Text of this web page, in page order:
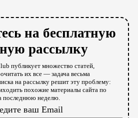
на бесплатную
рассылку
публикует множество статей,
их все — задача весьма
на рассылку решит эту проблему:
похожие материалы сайта по
последнюю неделю.
ваш Email